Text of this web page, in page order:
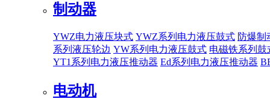
制动器
YWZ电力液压块式 YWZ系列电力液压鼓式 防爆制
系列液压轮边 YW系列电力液压鼓式 电磁铁系列鼓
YT1系列电力液压推动器 Ed系列电力液压推动器
电动机